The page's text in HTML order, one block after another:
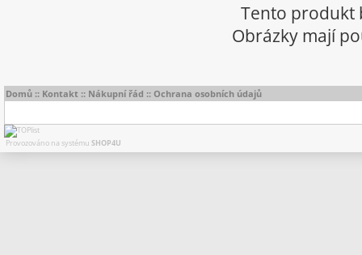
Tento produkt
Obrázky mají
Domů :: Kontakt :: Nákupní řád :: Ochrana osobních údajů
Provozováno na systému SHOP4U